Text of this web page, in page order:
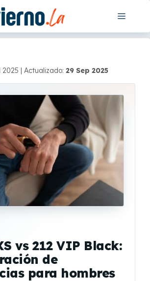
Menú
2025 | Actualizado: 29 Sep 2025
vs 212 VIP Black:
de
para hombres